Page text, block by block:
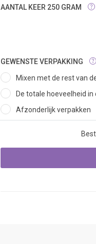
AANTAL KEER 250 GRAM
GEWENSTE VERPAKKING
Mixen met de rest van
De totale hoeveelheid in
Afzonderlijk verpakken